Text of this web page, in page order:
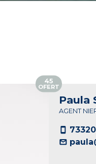
Paula
AGENT
45
OFERT